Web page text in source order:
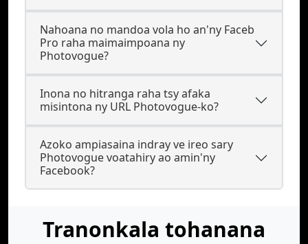
Nahoana no mandoa vola ho an'ny Faceb
Pro raha maimaimpoana ny
Photovogue?
Inona no hitranga raha tsy afaka
misintona ny URL Photovogue-ko?
Azoko ampiasaina indray ve ireo sary
Photovogue voatahiry ao amin'ny
Facebook?
Tranonkala tohanana